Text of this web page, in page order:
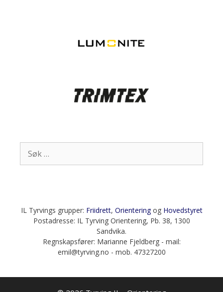
etter:
IL Tyrvings grupper: Friidrett, Orienteringog Hovedstyret
Postadresse: IL Tyrving Orientering, Pb. 38, 1300
Sandvika.
Regnskapsfører: Marianne Fjeldberg - mail:
emil@tyrving.no - mob. 47327200